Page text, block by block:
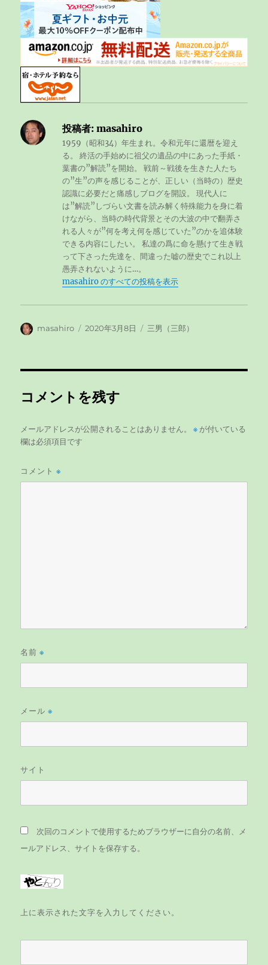
投稿者: masahiro
1959（昭和34）年生まれ。令和元年に還暦を迎え
る。 終活の手始めに祖父の遺品の中にあった手紙・
葉書の”解読”を開始。 戦前～戦後を生きた人たち
の”生”の声を感じることが、正しい（当時の）歴史
認識に必要だと痛感しブログを開設。 現代人に
は”解読”しづらい文書を読み解く特殊能力を身に着
けながら、当時の時代背景とその大波の中で翻弄さ
れる人々が”何を考え何を感じていた”のかを追体験
できる内容にしたい。 私達の爲に命を懸けて生き戦
って下さった先達を、間違った嘘の歴史でこれ以上
愚弄されないように…。
masahiro のすべての投稿を表示
投
masahiro
投
2020年3月8日
カ
三男（三郎）
コメントを残す
メールアドレスが公開されることはありません。 ※ が付いている
欄は必須項目です
コメント※
名前※
メール※
サイト
次回のコメントで使用するためブラウザーに自分の名前、メ
ールアドレス、サイトを保存する。
上に表示された文字を入力してください。